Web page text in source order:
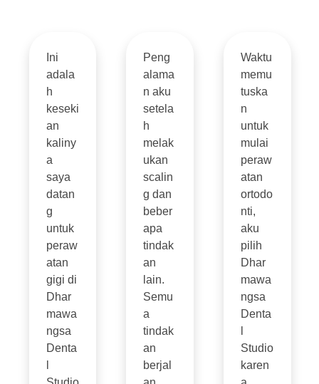
Ini
adala
h
keseki
an
kaliny
a
saya
datan
g
untuk
peraw
atan
gigi di
Dhar
mawa
ngsa
Denta
Peng
alama
n aku
setela
h
melak
ukan
scalin
g dan
beber
apa
tindak
an
lain.
Semu
a
tindak
an
berjal
Waktu
memu
tuska
n
untuk
mulai
peraw
atan
ortodo
nti,
aku
pilih
Dhar
mawa
ngsa
Denta
Studio
karen